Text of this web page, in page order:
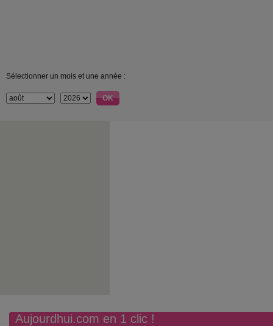
Sélectionner un mois et une année :
Aujourdhui.com en 1 clic !